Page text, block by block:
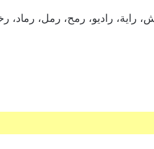
راية، راديو، رمح، رمل، رماد،